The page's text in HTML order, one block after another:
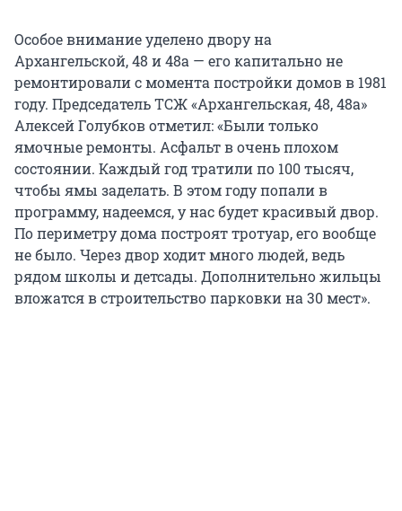
Особое внимание уделено двору на
Архангельской, 48 и 48а — его капитально не
ремонтировали с момента постройки домов в 1981
году. Председатель ТСЖ «Архангельская, 48, 48а»
Алексей Голубков отметил: «Были только
ямочные ремонты. Асфальт в очень плохом
состоянии. Каждый год тратили по 100 тысяч,
чтобы ямы заделать. В этом году попали в
программу, надеемся, у нас будет красивый двор.
По периметру дома построят тротуар, его вообще
не было. Через двор ходит много людей, ведь
рядом школы и детсады. Дополнительно жильцы
вложатся в строительство парковки на 30 мест».